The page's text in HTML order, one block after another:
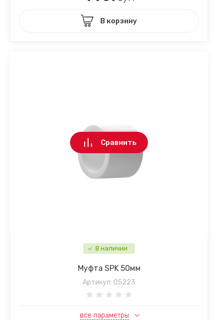
В корзину
В наличии
Муфта SPK 50мм
Артикул: 05223
все параметры
Сравнить